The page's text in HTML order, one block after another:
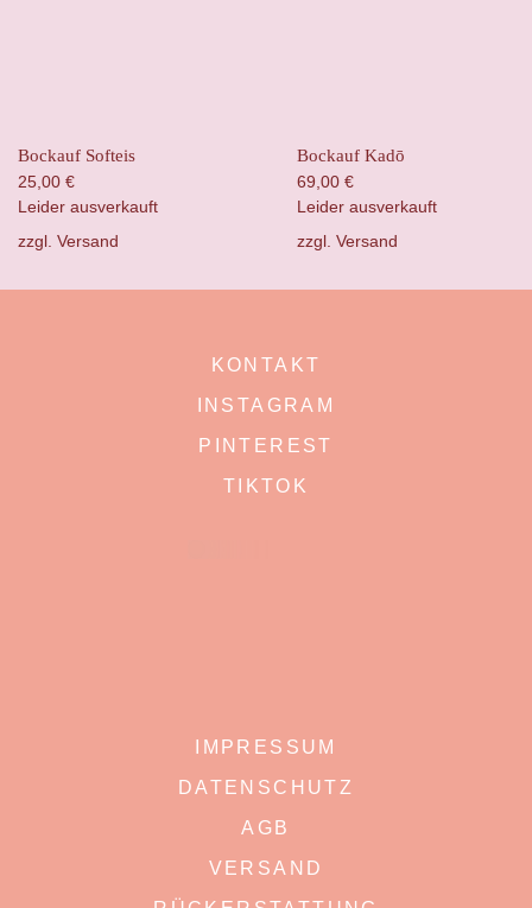
Bockauf Softeis
25,00 €
Leider ausverkauft
zzgl. Versand
Bockauf Kadō
69,00 €
Leider ausverkauft
zzgl. Versand
KONTAKT
INSTAGRAM
PINTEREST
TIKTOK
IMPRESSUM
DATENSCHUTZ
AGB
VERSAND